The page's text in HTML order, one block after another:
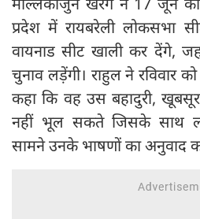
प्रदेश में रायबरेली लोकसभा
वायनाड सीट खाली कर देंगे,
चुनाव लड़ेंगी। राहुल ने रविवार
कहा कि वह उस बहादुरी,
नहीं भूल सकते जिसके साथ
सामने उनके भाषणों का अनुवाद